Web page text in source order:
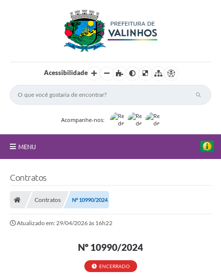
Acessibilidade
Acompanhe-nos:
MENU
Secretarias
Contratos
Contratos Nº 10990/2024
Atualizado em: 29/04/2026 às 16h22
Nº 10990/2024
ENCERRADO